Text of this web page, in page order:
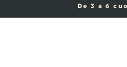
De 3 a 6